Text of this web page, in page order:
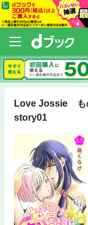
Love Jossie も
story01